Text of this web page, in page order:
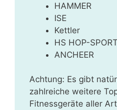
HAMMER
ISE
Kettler
HS HOP-SPORT
ANCHEER
Achtung: Es gibt
zahlreiche weitere
Fitnessgeräte aller